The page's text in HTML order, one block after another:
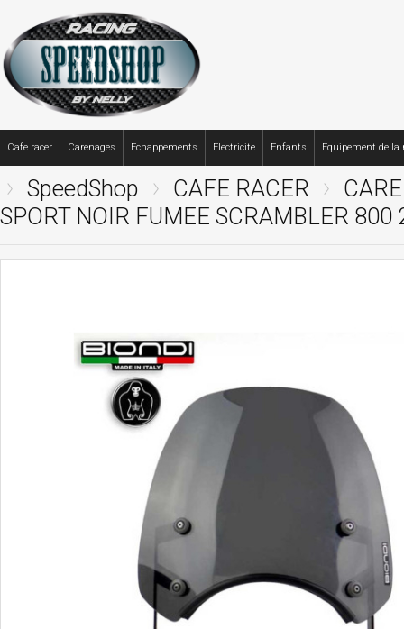
Cafe racer Carenages Echappements Electricite Enfants Equipement de la
SpeedShop CAFE RACER
SPORT NOIR FUMEE SCRAMBLER 800